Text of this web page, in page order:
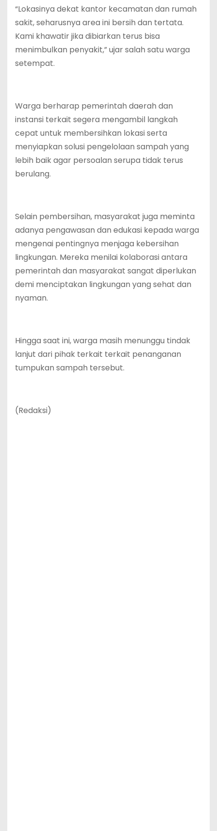
“Lokasinya dekat kantor kecamatan dan rumah
sakit, seharusnya area ini bersih dan tertata.
Kami khawatir jika dibiarkan terus bisa
menimbulkan penyakit,” ujar salah satu warga
setempat.
Warga berharap pemerintah daerah dan
instansi terkait segera mengambil langkah
cepat untuk membersihkan lokasi serta
menyiapkan solusi pengelolaan sampah yang
lebih baik agar persoalan serupa tidak terus
berulang.
Selain pembersihan, masyarakat juga meminta
adanya pengawasan dan edukasi kepada warga
mengenai pentingnya menjaga kebersihan
lingkungan. Mereka menilai kolaborasi antara
pemerintah dan masyarakat sangat diperlukan
demi menciptakan lingkungan yang sehat dan
nyaman.
Hingga saat ini, warga masih menunggu tindak
lanjut dari pihak terkait terkait penanganan
tumpukan sampah tersebut.
(Redaksi)